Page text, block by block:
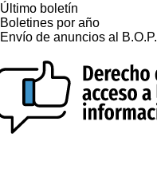
Último boletín
Boletines por año
Envío de anuncios al B.O.P.